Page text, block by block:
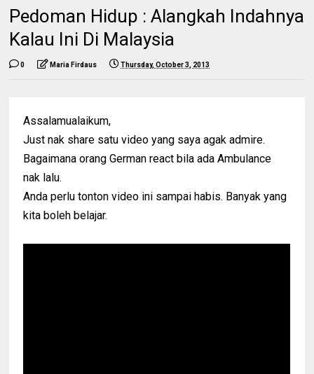
Pedoman Hidup : Alangkah Indahnya
Kalau Ini Di Malaysia
0 Maria Firdaus Thursday, October 3, 2013
Assalamualaikum,
Just nak share satu video yang saya agak admire.
Bagaimana orang German react bila ada Ambulance
nak lalu.
Anda perlu tonton video ini sampai habis. Banyak yang
kita boleh belajar.